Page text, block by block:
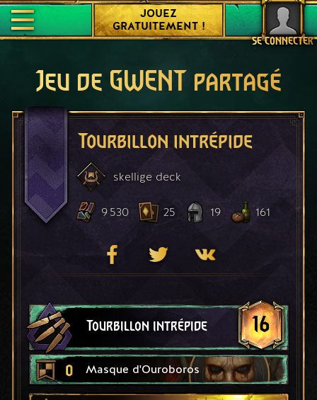
SE CONNECTER
JOUEZ
GRATUITEMENT !
Jeu de GWENT partagé
Tourbillon intrépide
skellige deck
9 530 25 19 161
Tourbillon intrépide 16
0 Masque d'Ouroboros